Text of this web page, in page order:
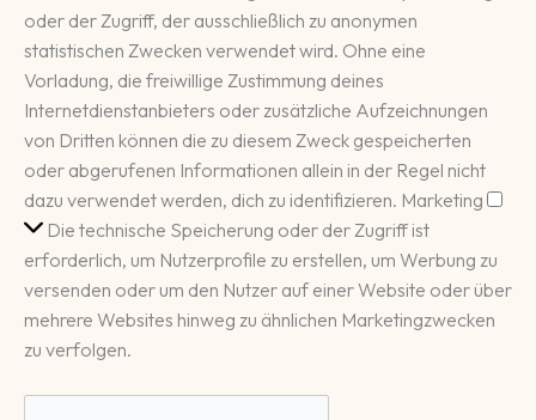
oder der Zugriff, der ausschließlich zu anonymen
statistischen Zwecken verwendet wird. Ohne eine
Vorladung, die freiwillige Zustimmung deines
Internetdienstanbieters oder zusätzliche Aufzeichnungen
von Dritten können die zu diesem Zweck gespeicherten
oder abgerufenen Informationen allein in der Regel nicht
dazu verwendet werden, dich zu identifizieren. Marketing
Die technische Speicherung oder der Zugriff ist
erforderlich, um Nutzerprofile zu erstellen, um Werbung zu
versenden oder um den Nutzer auf einer Website oder über
mehrere Websites hinweg zu ähnlichen Marketingzwecken
zu verfolgen.